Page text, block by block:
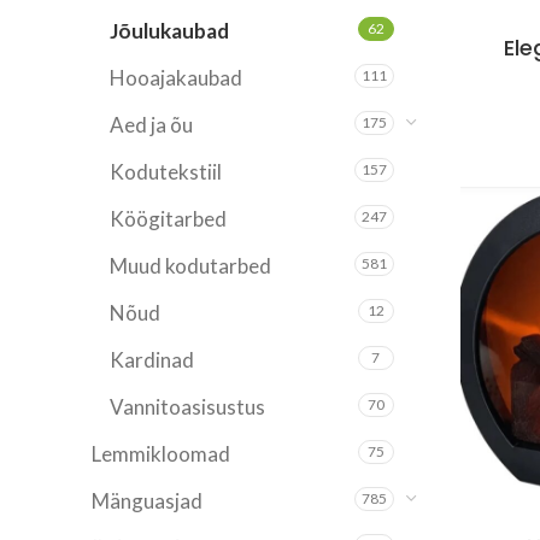
Jõulukaubad 62
Hooajakaubad 111
Aed ja õu 175
Kodutekstiil 157
Köögitarbed 247
Muud kodutarbed 581
Nõud 12
Kardinad 7
Vannitoasisustus 70
Lemmikloomad 75
Mänguasjad 785